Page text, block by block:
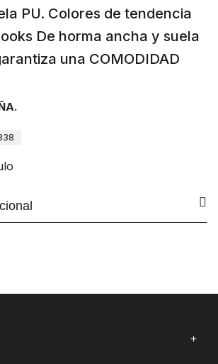
PU. Colores de tendencia
De horma ancha y suela
una COMODIDAD